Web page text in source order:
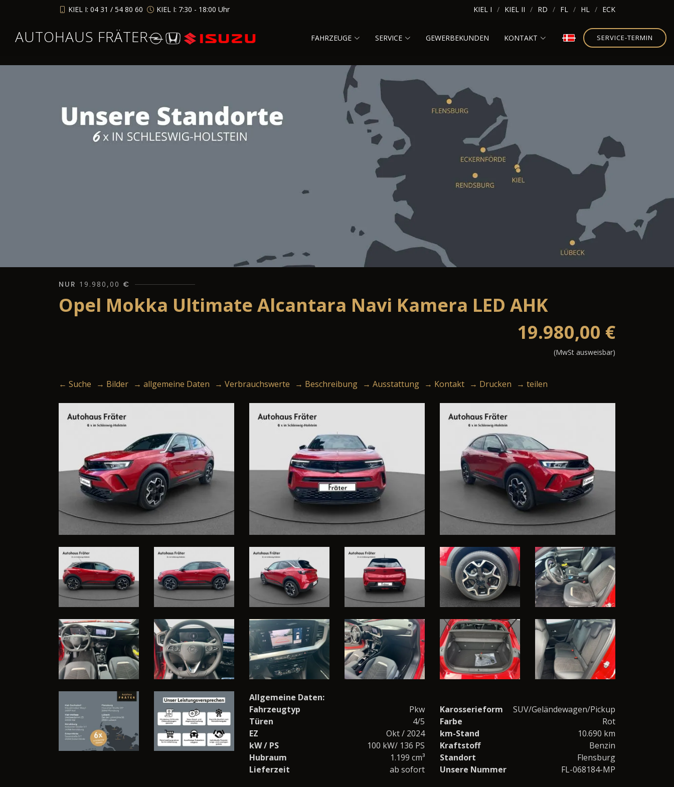
KIEL I: 04 31 / 54 80 60 KIEL I: 7:30 - 18:00 Uhr KIEL I KIEL II RD FL HL ECK
AUTOHAUS FRÄTER FAHRZEUGE SERVICE GEWERBEKUNDEN KONTAKT SERVICE-TERMIN
NUR 19.980,00 €
Opel Mokka Ultimate Alcantara Navi Kamera LED AHK
19.980,00 €
(MwSt ausweisbar)
← Suche → Bilder → allgemeine Daten → Verbrauchswerte → Beschreibung → Ausstattung → Kontakt → Drucken → teilen
Allgemeine Daten:
Fahrzeugtyp
Pkw Karosserieform
SUV/Geländewagen/Pickup
Türen
4/5 Farbe
Rot
EZ
Okt / 2024 km-Stand
10.690 km
kW / PS
100 kW/ 136 PS Kraftstoff
Benzin
Hubraum
1.199 cm³ Standort
Flensburg
Lieferzeit
ab sofort Unsere Nummer FL-068184-MP